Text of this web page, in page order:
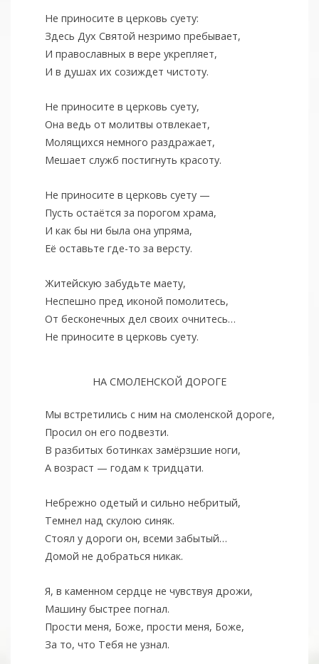
Не приносите в церковь суету:
Здесь Дух Святой незримо пребывает,
И православных в вере укрепляет,
И в душах их созиждет чистоту.
Не приносите в церковь суету,
Она ведь от молитвы отвлекает,
Молящихся немного раздражает,
Мешает служб постигнуть красоту.
Не приносите в церковь суету —
Пусть остаётся за порогом храма,
И как бы ни была она упряма,
Её оставьте где-то за версту.
Житейскую забудьте маету,
Неспешно пред иконой помолитесь,
От бесконечных дел своих очнитесь…
Не приносите в церковь суету.
НА СМОЛЕНСКОЙ ДОРОГЕ
Мы встретились с ним на смоленской дороге,
Просил он его подвезти.
В разбитых ботинках замёрзшие ноги,
А возраст — годам к тридцати.
Небрежно одетый и сильно небритый,
Темнел над скулою синяк.
Стоял у дороги он, всеми забытый…
Домой не добраться никак.
Я, в каменном сердце не чувствуя дрожи,
Машину быстрее погнал.
Прости меня, Боже, прости меня, Боже,
За то, что Тебя не узнал.